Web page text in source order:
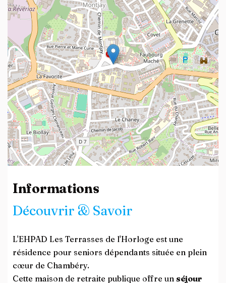
Leaflet| ©OpenStreetMapcontributors
Informations
Découvrir & Savoir
L'EHPAD Les Terrasses de l'Horloge est une
résidence pour seniors dépendants située en plein
cœur de Chambéry.
Cette maison de retraite publique offre un séjour